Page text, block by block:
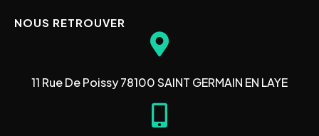
NOUS RETROUVER
11 Rue De Poissy 78100 SAINT GERMAIN EN LAYE